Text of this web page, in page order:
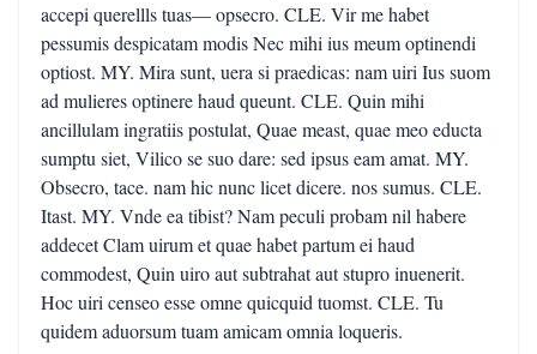
accepi querellls tuas— opsecro. CLE. Vir me habet
pessumis despicatam modis Nec mihi ius meum optinendi
optiost. MY. Mira sunt, uera si praedicas: nam uiri Ius suom
ad mulieres optinere haud queunt. CLE. Quin mihi
ancillulam ingratiis postulat, Quae meast, quae meo educta
sumptu siet, Vilico se suo dare: sed ipsus eam amat. MY.
Obsecro, tace. nam hic nunc licet dicere. nos sumus. CLE.
Itast. MY. Vnde ea tibist? Nam peculi probam nil habere
addecet Clam uirum et quae habet partum ei haud
commodest, Quin uiro aut subtrahat aut stupro inuenerit.
Hoc uiri censeo esse omne quicquid tuomst. CLE. Tu
quidem aduorsum tuam amicam omnia loqueris.